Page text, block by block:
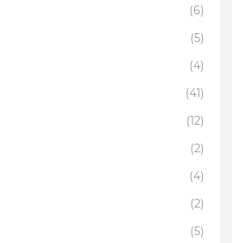
(6)
(5)
(4)
(41)
(12)
(2)
(4)
(2)
(5)